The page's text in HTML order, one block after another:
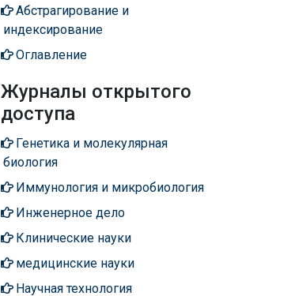
Абстрагирование и
индексирование
Оглавление
Журналы открытого
доступа
Генетика и молекулярная
биология
Иммунология и микробиология
Инженерное дело
Клинические науки
медицинские науки
Научная технология